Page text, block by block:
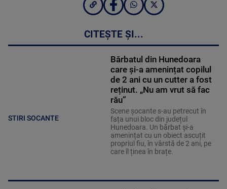
CITEȘTE ȘI...
STIRI SOCANTE
Bărbatul din Hunedoara
care și-a amenințat copilul
de 2 ani cu un cutter a fost
reținut. „Nu am vrut să fac
rău”
Scene șocante s-au petrecut în
fața unui bloc din județul
Hunedoara. Un bărbat și-a
amenințat cu un obiect ascuțit
propriul fiu, în vârstă de 2 ani, pe
care îl ținea în brațe.